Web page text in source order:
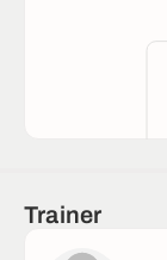
Trainer